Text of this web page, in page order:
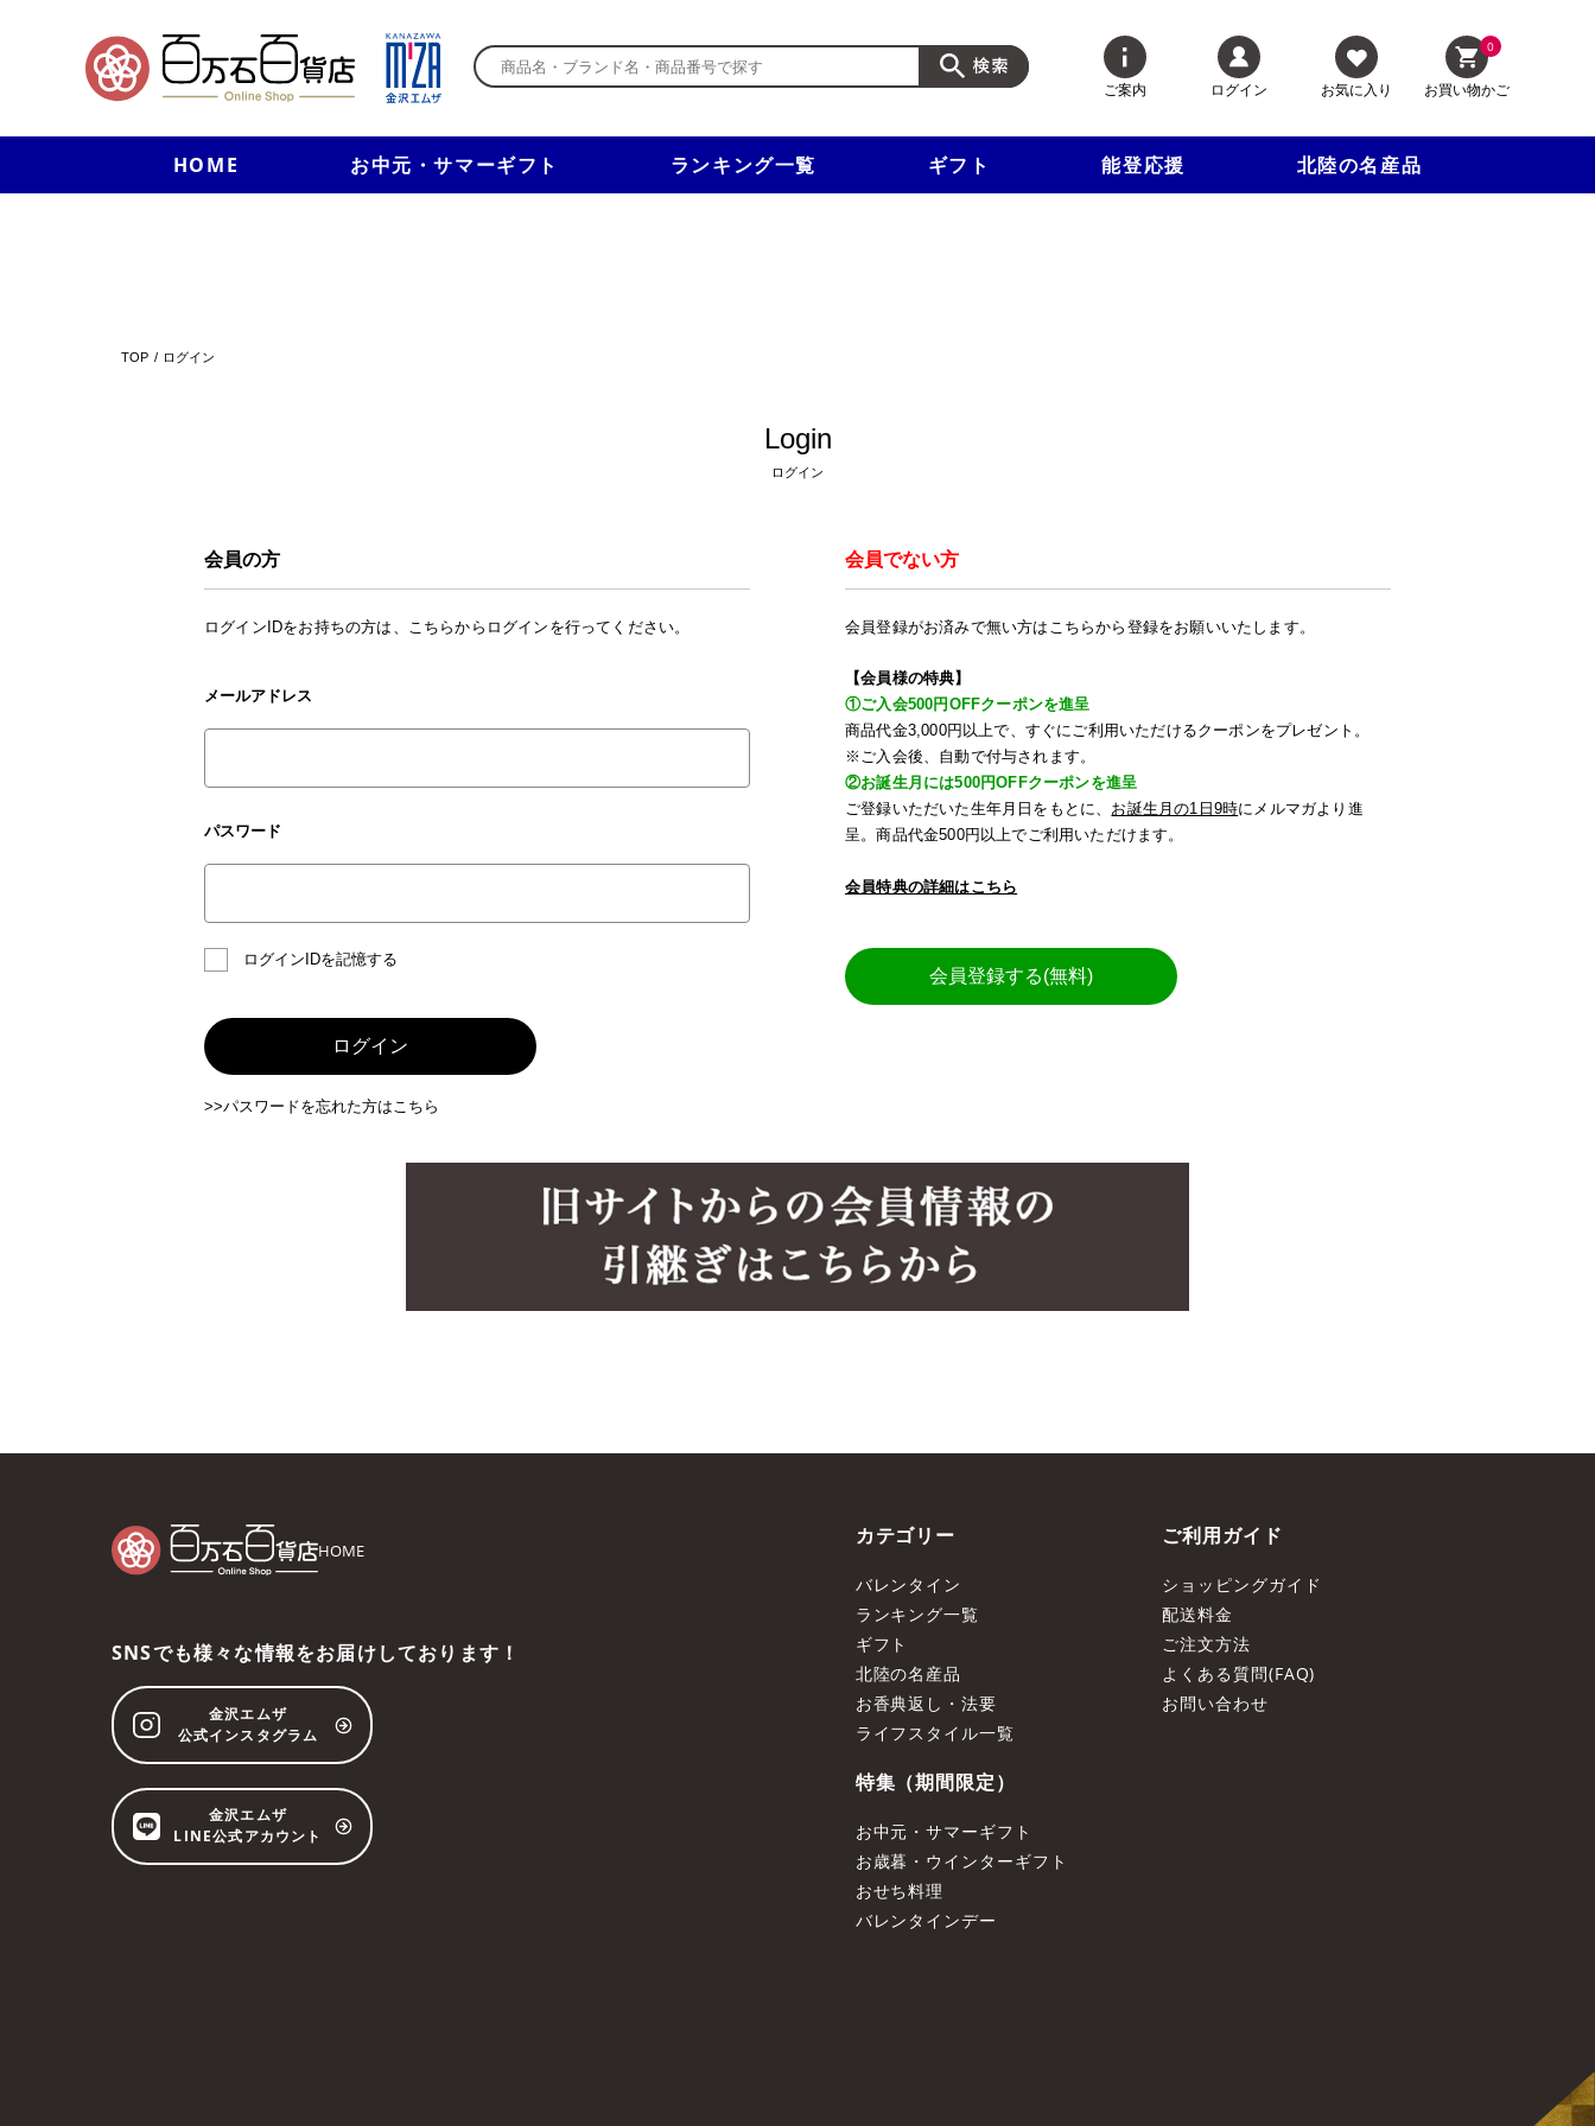
ご案内 ログイン お気に入り
0
お買い物かご
HOME お中元・サマーギフト ランキング一覧 ギフト 能登応援 北陸の名産品
新規入会で3千円以上で使える500円クーポンを進呈！
TOP ログイン
Login
ログイン
会員の方
ログインIDをお持ちの方は、こちらからログインを行ってください。
メールアドレス
パスワード
ログインIDを記憶する
ログイン
>>パスワードを忘れた方はこちら
会員でない方
会員登録がお済みで無い方はこちらから登録をお願いいたします。
【会員様の特典】
①ご入会500円OFFクーポンを進呈
商品代金3,000円以上で、すぐにご利用いただけるクーポンをプレゼント。
※ご入会後、自動で付与されます。
②お誕生月には500円OFFクーポンを進呈
ご登録いただいた生年月日をもとに、 お誕生月の1日9時にメルマガより進
呈。商品代金500円以上でご利用いただけます。
会員特典の詳細はこちら
会員登録する(無料)
HOME
カテゴリー
バレンタイン
ランキング一覧
ギフト
北陸の名産品
お香典返し・法要
ライフスタイル一覧
特集（期間限定）
お中元・サマーギフト
お歳暮・ウインターギフト
おせち料理
バレンタインデー
ご利用ガイド
ショッピングガイド
配送料金
ご注文方法
よくある質問(FAQ)
お問い合わせ
SNSでも様々な情報をお届けしております！
金沢エムザ
公式インスタグラム
金沢エムザ
LINE公式アカウント